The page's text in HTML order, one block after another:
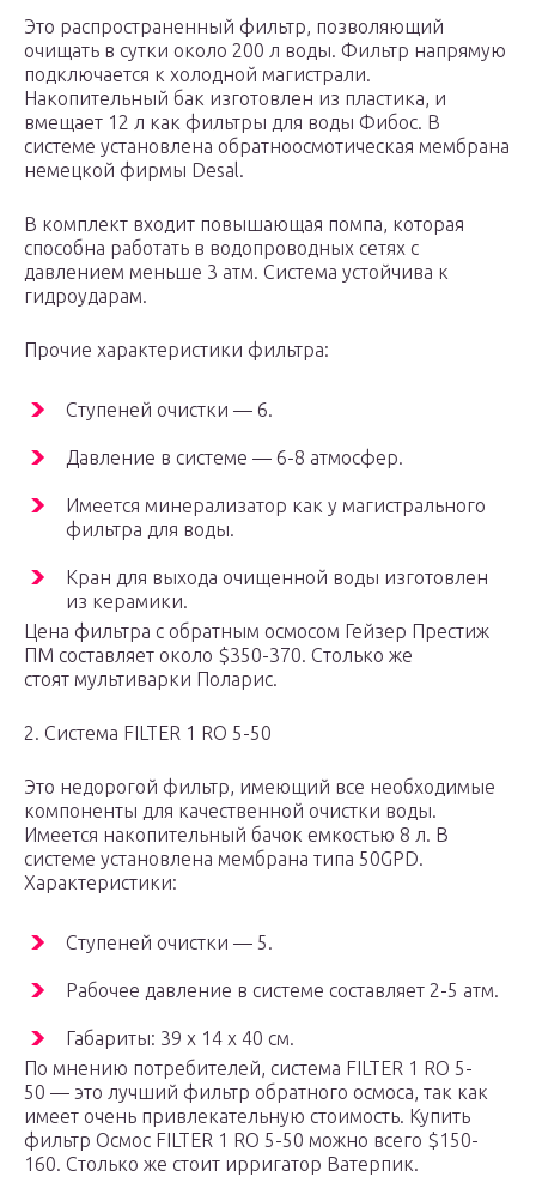
Это распространенный фильтр, позволяющий
очищать в сутки около 200 л воды. Фильтр напрямую
подключается к холодной магистрали.
Накопительный бак изготовлен из пластика, и
вмещает 12 л как фильтры для воды Фибос. В
системе установлена обратноосмотическая мембрана
немецкой фирмы Desal.
В комплект входит повышающая помпа, которая
способна работать в водопроводных сетях с
давлением меньше 3 атм. Система устойчива к
гидроударам.
Прочие характеристики фильтра:
Ступеней очистки — 6.
Давление в системе — 6-8 атмосфер.
Имеется минерализатор как у магистрального
фильтра для воды.
Кран для выхода очищенной воды изготовлен
из керамики.
Цена фильтра с обратным осмосом Гейзер Престиж
ПМ составляет около $350-370. Столько же
стоят мультиварки Поларис.
2. Система FILTER 1 RO 5-50
Это недорогой фильтр, имеющий все необходимые
компоненты для качественной очистки воды.
Имеется накопительный бачок емкостью 8 л. В
системе установлена мембрана типа 50GPD.
Характеристики:
Ступеней очистки — 5.
Рабочее давление в системе составляет 2-5 атм.
Габариты: 39 х 14 х 40 см.
По мнению потребителей, система FILTER 1 RO 5-
50 — это лучший фильтр обратного осмоса, так как
имеет очень привлекательную стоимость. Купить
фильтр Осмос FILTER 1 RO 5-50 можно всего $150-
160. Столько же стоит ирригатор Ватерпик.